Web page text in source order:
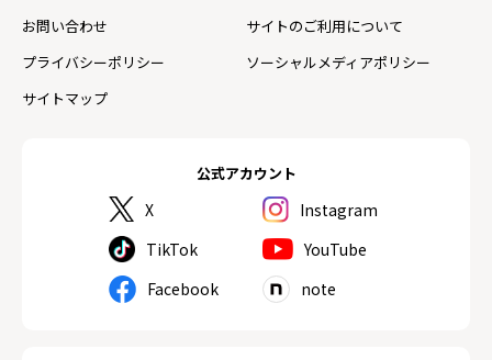
公式アカウント
X
Instagram
TikTok
YouTube
Facebook
note
お問い合わせ
サイトのご利用について
プライバシーポリシー
ソーシャルメディアポリシー
サイトマップ